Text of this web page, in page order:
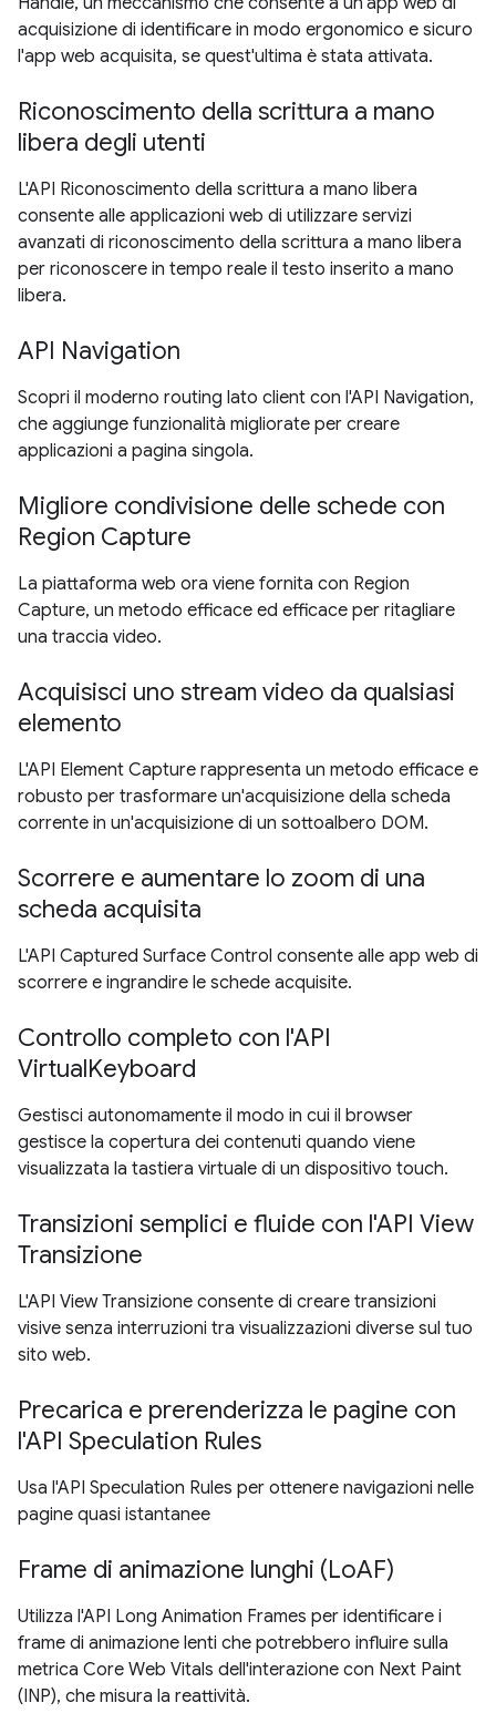
acquisizione di identificare in modo ergonomico e sicuro
l'app web acquisita, se quest'ultima è stata attivata.
Riconoscimento della scrittura a mano
libera degli utenti
L'API Riconoscimento della scrittura a mano libera
consente alle applicazioni web di utilizzare servizi
avanzati di riconoscimento della scrittura a mano libera
per riconoscere in tempo reale il testo inserito a mano
libera.
API Navigation
Scopri il moderno routing lato client con l'API Navigation,
che aggiunge funzionalità migliorate per creare
applicazioni a pagina singola.
Migliore condivisione delle schede con
Region Capture
La piattaforma web ora viene fornita con Region
Capture, un metodo efficace ed efficace per ritagliare
una traccia video.
Acquisisci uno stream video da qualsiasi
elemento
L'API Element Capture rappresenta un metodo efficace e
robusto per trasformare un'acquisizione della scheda
corrente in un'acquisizione di un sottoalbero DOM.
Scorrere e aumentare lo zoom di una
scheda acquisita
L'API Captured Surface Control consente alle app web di
scorrere e ingrandire le schede acquisite.
Controllo completo con l'API
VirtualKeyboard
Gestisci autonomamente il modo in cui il browser
gestisce la copertura dei contenuti quando viene
visualizzata la tastiera virtuale di un dispositivo touch.
Transizioni semplici e fluide con l'API View
Transizione
L'API View Transizione consente di creare transizioni
visive senza interruzioni tra visualizzazioni diverse sul tuo
sito web.
Precarica e prerenderizza le pagine con
l'API Speculation Rules
Usa l'API Speculation Rules per ottenere navigazioni nelle
pagine quasi istantanee
Frame di animazione lunghi (LoAF)
Utilizza l'API Long Animation Frames per identificare i
frame di animazione lenti che potrebbero influire sulla
metrica Core Web Vitals dell'interazione con Next Paint
(INP), che misura la reattività.